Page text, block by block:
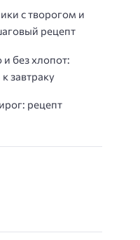
с творогом и
рецепт
без хлопот:
завтраку
рецепт